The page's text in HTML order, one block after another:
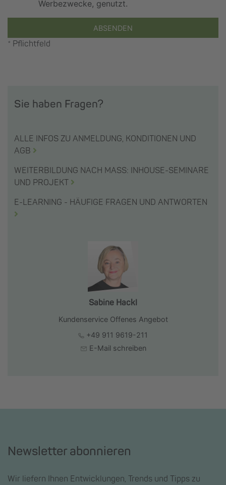
Werbezwecke, genutzt.
ABSENDEN
* Pflichtfeld
Sie haben Fragen?
ALLE INFOS ZU ANMELDUNG, KONDITIONEN UND
AGB
WEITERBILDUNG NACH MASS: INHOUSE-SEMINARE
UND PROJEKT
E-LEARNING - HÄUFIGE FRAGEN UND ANTWORTEN
Sabine Hackl
Kundenservice Offenes Angebot
+49 911 9619-211
E-Mail schreiben
Newsletter abonnieren
Wir liefern Ihnen Entwicklungen, Trends und Tipps zu